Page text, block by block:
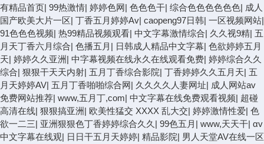
有精品首页| 99热激情| 婷婷色网| 色色色干| 综合色色色色色色| 成人
国产欧美大片一区| 丁香五月婷婷Av| caopeng97日韩| 一区视频网站|
91色色色视频| 热99精品视频观看| 中文字幕激情综合| 久久视9精| 五
月天丁香六月综合| 色播五月 | 日韩成人精品中文字幕| 色欲婷婷五月
天| 婷婷久久亚洲 | 中字幕视频在线永久在线观看免费| 婷婷综合久久
综合| 狠狠干天天内射| 五月丁香综合影院| 丁香婷婷久久五月天| 五
月天婷婷AV| 五月丁香啪啪综合网| 久久久久人妻网址| 成人网站av
免费网站推荐| www,五月丁,com| 中文字幕在线免费观看视频| 超碰
高清在线| 狠狠搞亚洲 | 欧美性猛交 XXXX 乱大交| 婷婷激情性爱| 色
欲一二三| 亚洲狠狠色丁香婷婷综合久久 | 99色五月 | www,天天干| αv
中文字幕在线观| 日日干五月天婷婷| 精品影院| 男人天堂AV在线一区